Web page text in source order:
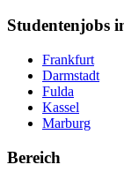
Studentenjobs
Frankfurt
Darmstadt
Fulda
Kassel
Marburg
Bereich